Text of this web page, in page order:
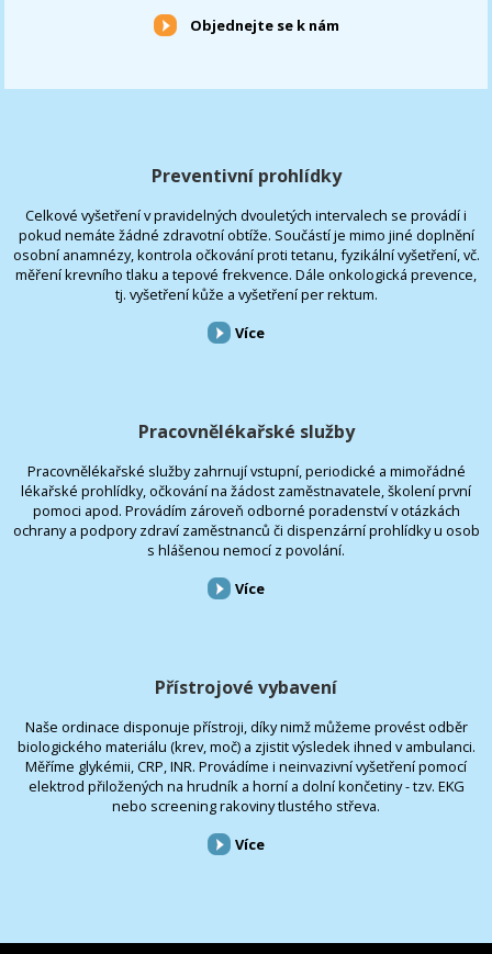
Objednejte se k nám
Preventivní prohlídky
Celkové vyšetření v pravidelných dvouletých intervalech se provádí i
pokud nemáte žádné zdravotní obtíže. Součástí je mimo jiné doplnění
osobní anamnézy, kontrola očkování proti tetanu, fyzikální vyšetření, vč.
měření krevního tlaku a tepové frekvence. Dále onkologická prevence,
tj. vyšetření kůže a vyšetření per rektum.
Více
Pracovnělékařské služby
Pracovnělékařské služby zahrnují vstupní, periodické a mimořádné
lékařské prohlídky, očkování na žádost zaměstnavatele, školení první
pomoci apod. Provádím zároveň odborné poradenství v otázkách
ochrany a podpory zdraví zaměstnanců či dispenzární prohlídky u osob
s hlášenou nemocí z povolání.
Více
Přístrojové vybavení
Naše ordinace disponuje přístroji, díky nimž můžeme provést odběr
biologického materiálu (krev, moč) a zjistit výsledek ihned v ambulanci.
Měříme glykémii, CRP, INR. Provádíme i neinvazivní vyšetření pomocí
elektrod přiložených na hrudník a horní a dolní končetiny - tzv. EKG
nebo screening rakoviny tlustého střeva.
Více